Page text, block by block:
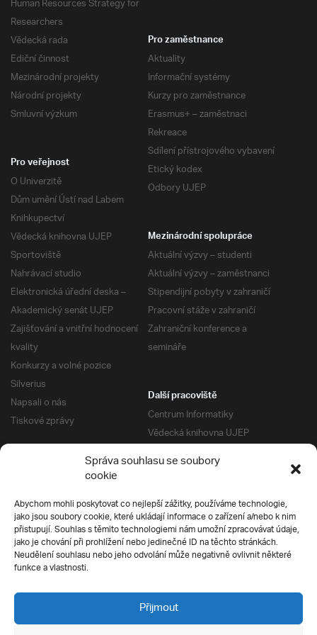
Správa souhlasu se soubory
cookie
Abychom mohli poskytovat co nejlepší zážitky, používáme technologie,
jako jsou soubory cookie, které ukládají informace o zařízení a/nebo k nim
přistupují. Souhlas s těmito technologiemi nám umožní zpracovávat údaje,
jako je chování při prohlížení nebo jedinečné ID na těchto stránkách.
Neudělení souhlasu nebo jeho odvolání může negativně ovlivnit některé
funkce a vlastnosti.
Přijmout
Human Resources Strategy for
Researchers
Vědecká rada
Ediční činnost
Mezinárodní projekty
Národní projekty
Smluvní výzkum
Pro zaměstnance
Aktuality
Informační systémy
Kurzy pro zaměstnance
Erasmus+ – zaměstnaci
Rekreace
Sdílení přístrojového vybavení
Etický kodex
Odbory UJEP
Pro veřejnost
O Univerzitě
Dům umění Ústí nad Labem
Knihkupectví
Vědecká knihovna UJEP
Sportoviště
Nahrávací studio
Elektronická úřední deska –
Akademický senát UJEP
Zajišťování a vnitřní hodnocení
kvality
Konkurzy a volné pozice
Silverius
Napsali o nás
Tiskové zprávy
Mezinárodní spolupráce
Aktuální výzvy – studenti
Aktuální výzvy – zaměstnanci
Stipendijní pobyty v zahraničí
Pracovní stáže v zahraničí
Zahraniční konference a
semináře
Další pracoviště
Centrum Informatiky
Vědecká knihovna UJEP
Správa kolejí a menz
Univerzitní centrum podpory
Silverius
Pro uchazeče
Přijímací řízení
E-prihlaska
Přípravné kurzy
Ochrana soukromí